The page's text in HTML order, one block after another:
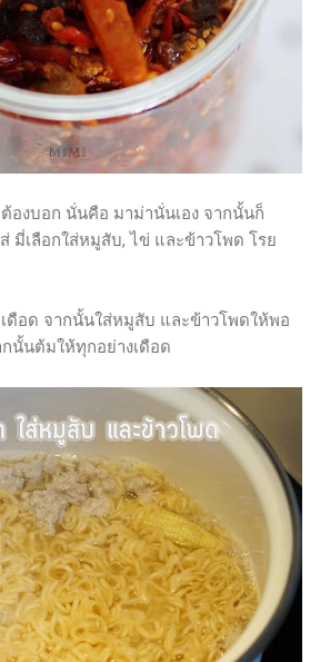
งบอก นั่นคือ มาม่านั่นเอง จากนั้นก็
มี่เลือกใส่หมูสับ, ไข่ และข้าวโพด โรย
อด จากนั้นใส่หมูสับ และข้าวโพดให้พอ
นั้นต้มให้ทุกอย่างเดือด